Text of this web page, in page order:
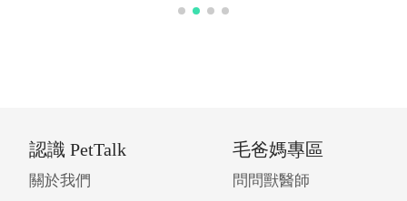
認識 PetTalk
關於我們
毛爸媽專區
問問獸醫師